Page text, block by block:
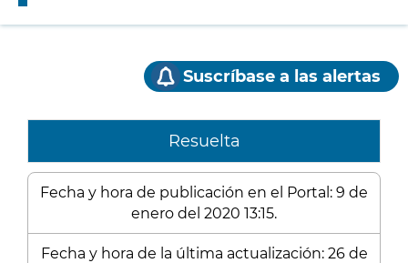
Suscríbase a las alertas
Resuelta
Fecha y hora de publicación en el Portal: 9 de
enero del 2020 13:15.
Fecha y hora de la última actualización: 26 de